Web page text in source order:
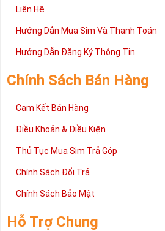
Liên Hệ
Hướng Dẫn Mua Sim Và Thanh Toán
Hướng Dẫn Đăng Ký Thông Tin
Chính Sách Bán Hàng
Cam Kết Bán Hàng
Điều Khoản & Điều Kiện
Thủ Tục Mua Sim Trả Góp
Chính Sách Đổi Trả
Chính Sách Bảo Mật
Hỗ Trợ Chung